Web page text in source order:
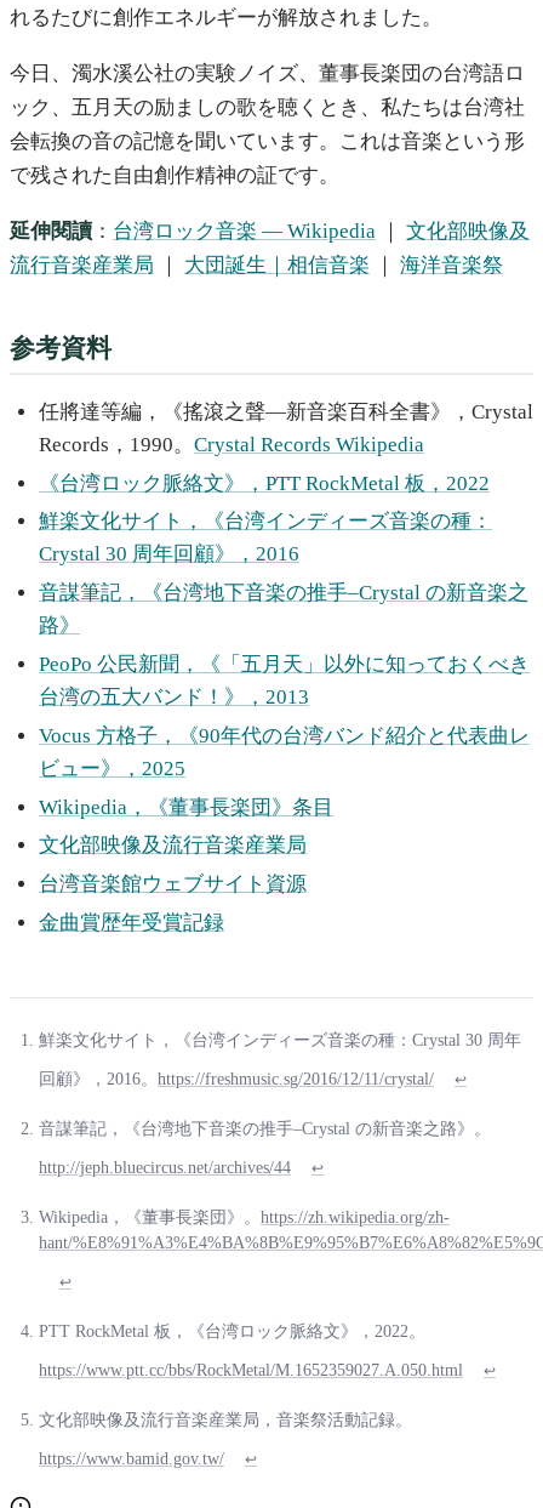
れるたびに創作エネルギーが解放されました。
今日、濁水溪公社の実験ノイズ、董事長楽団の台湾語ロ
ック、五月天の励ましの歌を聴くとき、私たちは台湾社
会転換の音の記憶を聞いています。これは音楽という形
で残された自由創作精神の証です。
延伸閱讀 ： 台湾ロック音楽 — Wikipedia ｜ 文化部映像及
流行音楽産業局 ｜ 大団誕生｜相信音楽 ｜ 海洋音楽祭
参考資料
任將達等編，《搖滾之聲—新音楽百科全書》，Crystal
Records，1990。 Crystal Records Wikipedia
《台湾ロック脈絡文》，PTT RockMetal 板，2022
鮮楽文化サイト，《台湾インディーズ音楽の種：
Crystal 30 周年回顧》，2016
音謀筆記，《台湾地下音楽の推手–Crystal の新音楽之
路》
PeoPo 公民新聞，《「五月天」以外に知っておくべき
台湾の五大バンド！》，2013
Vocus 方格子，《90年代の台湾バンド紹介と代表曲レ
ビュー》，2025
Wikipedia，《董事長楽団》条目
文化部映像及流行音楽産業局
台湾音楽館ウェブサイト資源
金曲賞歴年受賞記録
鮮楽文化サイト，《台湾インディーズ音楽の種：Crystal 30 周年
回顧》，2016。 https://freshmusic.sg/2016/12/11/crystal/ ↩
音謀筆記，《台湾地下音楽の推手–Crystal の新音楽之路》。
http://jeph.bluecircus.net/archives/44 ↩
Wikipedia，《董事長楽団》。 https://zh.wikipedia.org/zh-
hant/
↩
PTT RockMetal 板，《台湾ロック脈絡文》，2022。
https://www.ptt.cc/bbs/RockMetal/M.1652359027.A.050.html ↩
文化部映像及流行音楽産業局，音楽祭活動記録。
https://www.bamid.gov.tw/ ↩